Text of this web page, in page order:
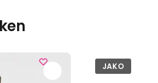
JAKO